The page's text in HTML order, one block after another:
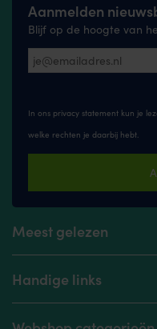
Aanmelden
Blijf op de hoogte van
In ons privacy statement kun je
welke rechten je daarbij hebt.
Meest gelezen
Handige links